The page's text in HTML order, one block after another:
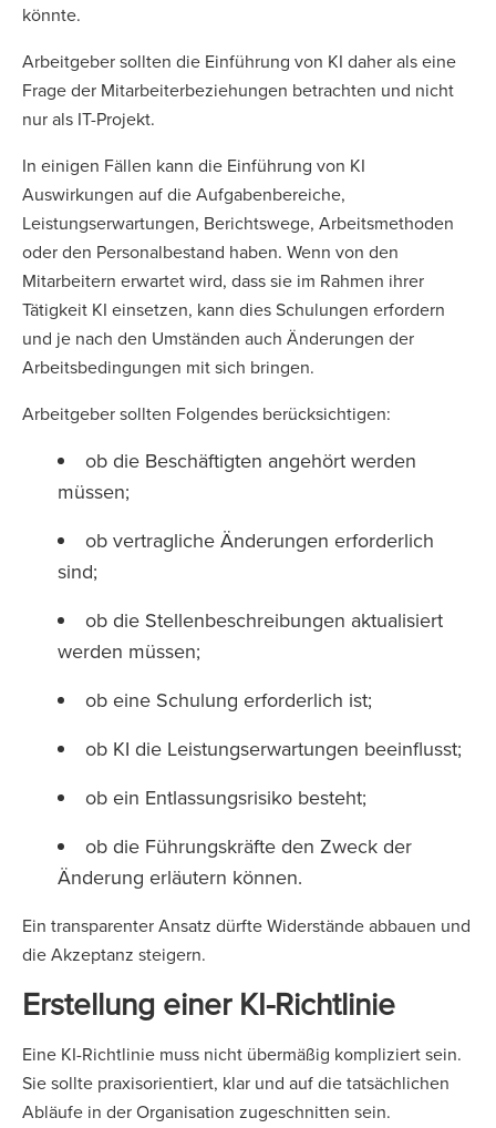
könnte.
Arbeitgeber sollten die Einführung von KI daher als eine
Frage der Mitarbeiterbeziehungen betrachten und nicht
nur als IT-Projekt.
In einigen Fällen kann die Einführung von KI
Auswirkungen auf die Aufgabenbereiche,
Leistungserwartungen, Berichtswege, Arbeitsmethoden
oder den Personalbestand haben. Wenn von den
Mitarbeitern erwartet wird, dass sie im Rahmen ihrer
Tätigkeit KI einsetzen, kann dies Schulungen erfordern
und je nach den Umständen auch Änderungen der
Arbeitsbedingungen mit sich bringen.
Arbeitgeber sollten Folgendes berücksichtigen:
ob die Beschäftigten angehört werden
müssen;
ob vertragliche Änderungen erforderlich
sind;
ob die Stellenbeschreibungen aktualisiert
werden müssen;
ob eine Schulung erforderlich ist;
ob KI die Leistungserwartungen beeinflusst;
ob ein Entlassungsrisiko besteht;
ob die Führungskräfte den Zweck der
Änderung erläutern können.
Ein transparenter Ansatz dürfte Widerstände abbauen und
die Akzeptanz steigern.
Erstellung einer KI-Richtlinie
Eine KI-Richtlinie muss nicht übermäßig kompliziert sein.
Sie sollte praxisorientiert, klar und auf die tatsächlichen
Abläufe in der Organisation zugeschnitten sein.